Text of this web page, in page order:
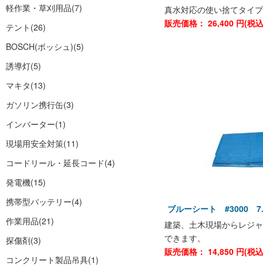
軽作業・草刈用品(7)
テント (26)
BOSCH(ボッシュ)(5)
誘導灯(5)
マキタ(13)
ガソリン携行缶(3)
インバーター(1)
現場用安全対策(11)
コードリール・延長コード(4)
発電機(15)
携帯型バッテリー(4)
作業用品(21)
探傷剤(3)
コンクリート製品吊具(1)
真水対応の使い捨てタイプ
販売価格： 26,400 円(税
ブルーシート #3000
建築、土木現場からレジ
できます。
販売価格： 14,850 円(税